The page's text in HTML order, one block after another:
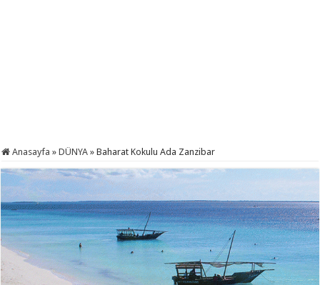
Anasayfa » DÜNYA » Baharat Kokulu Ada Zanzibar